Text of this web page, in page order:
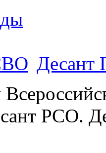
Десант
РСО.